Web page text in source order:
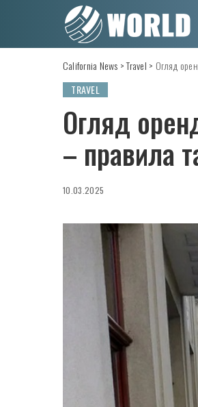
California News >Travel > Огляд
TRAVEL
Огляд
– правила
10.03.2025